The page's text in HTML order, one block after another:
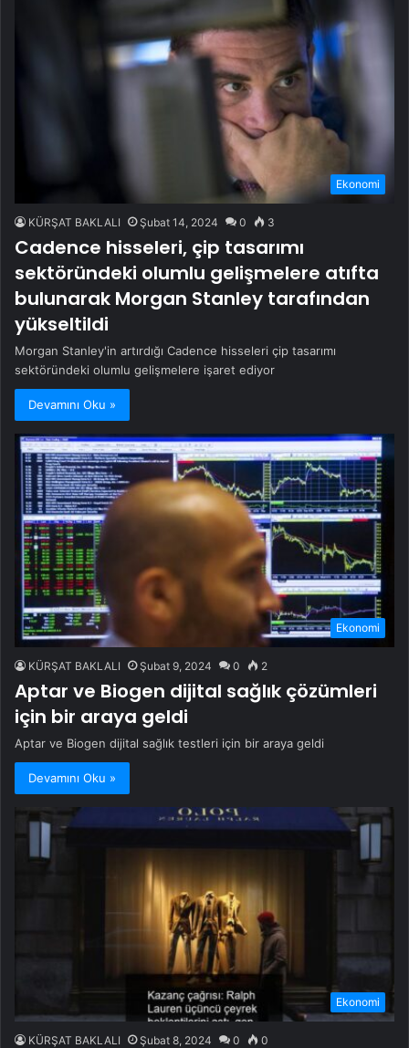
Ekonomi
KÜRŞAT BAKLALI Şubat 14, 2024 0 3
Cadence hisseleri, çip tasarımı
sektöründeki olumlu gelişmelere atıfta
bulunarak Morgan Stanley tarafından
yükseltildi
Morgan Stanley'in artırdığı Cadence hisseleri çip tasarımı
sektöründeki olumlu gelişmelere işaret ediyor
Devamını Oku »
Ekonomi
KÜRŞAT BAKLALI Şubat 9, 2024 0 2
Aptar ve Biogen dijital sağlık çözümleri
için bir araya geldi
Aptar ve Biogen dijital sağlık testleri için bir araya geldi
Devamını Oku »
Ekonomi
KÜRŞAT BAKLALI Şubat 8, 2024 0 0